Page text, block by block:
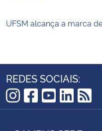
UFSM alcança a marca
REDES SOCIAIS:
Instagram
Facebook